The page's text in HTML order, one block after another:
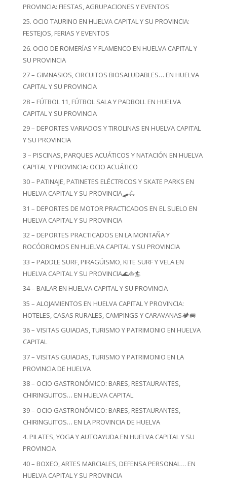
PROVINCIA: FIESTAS, AGRUPACIONES Y EVENTOS
25. OCIO TAURINO EN HUELVA CAPITAL Y SU PROVINCIA:
FESTEJOS, FERIAS Y EVENTOS
26. OCIO DE ROMERÍAS Y FLAMENCO EN HUELVA CAPITAL Y
SU PROVINCIA
27 – GIMNASIOS, CIRCUITOS BIOSALUDABLES… EN HUELVA
CAPITAL Y SU PROVINCIA
28 – FÚTBOL 11, FÚTBOL SALA Y PADBOLL EN HUELVA
CAPITAL Y SU PROVINCIA
29 – DEPORTES VARIADOS Y TIROLINAS EN HUELVA CAPITAL
Y SU PROVINCIA
3 – PISCINAS, PARQUES ACUÁTICOS Y NATACIÓN EN HUELVA
CAPITAL Y PROVINCIA: OCIO ACUÁTICO
30 – PATINAJE, PATINETES ELÉCTRICOS Y SKATE PARKS EN
HUELVA CAPITAL Y SU PROVINCIA🛹🛴
31 – DEPORTES DE MOTOR PRACTICADOS EN EL SUELO EN
HUELVA CAPITAL Y SU PROVINCIA
32 – DEPORTES PRACTICADOS EN LA MONTAÑA Y
ROCÓDROMOS EN HUELVA CAPITAL Y SU PROVINCIA
33 – PADDLE SURF, PIRAGÜISMO, KITE SURF Y VELA EN
HUELVA CAPITAL Y SU PROVINCIA🌊⛵🏄
34 – BAILAR EN HUELVA CAPITAL Y SU PROVINCIA
35 – ALOJAMIENTOS EN HUELVA CAPITAL Y PROVINCIA:
HOTELES, CASAS RURALES, CAMPINGS Y CARAVANAS🏕️🚐
36 – VISITAS GUIADAS, TURISMO Y PATRIMONIO EN HUELVA
CAPITAL
37 – VISITAS GUIADAS, TURISMO Y PATRIMONIO EN LA
PROVINCIA DE HUELVA
38 – OCIO GASTRONÓMICO: BARES, RESTAURANTES,
CHIRINGUITOS… EN HUELVA CAPITAL
39 – OCIO GASTRONÓMICO: BARES, RESTAURANTES,
CHIRINGUITOS… EN LA PROVINCIA DE HUELVA
4. PILATES, YOGA Y AUTOAYUDA EN HUELVA CAPITAL Y SU
PROVINCIA
40 – BOXEO, ARTES MARCIALES, DEFENSA PERSONAL… EN
HUELVA CAPITAL Y SU PROVINCIA